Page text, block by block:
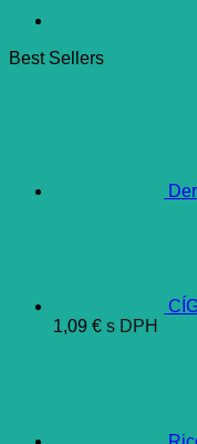
Best Sellers
1,09 € s DPH